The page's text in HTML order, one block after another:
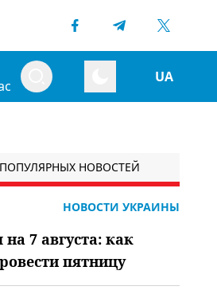
UA
НОВОСТЕЙ
НОВОСТИ УКРАИНЫ
на 7 августа: как
пятницу